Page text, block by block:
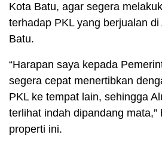
Kota Batu, agar segera
terhadap PKL yang berjualan
Batu.
“Harapan saya kepada
segera cepat menertibkan
PKL ke tempat lain, sehingga
terlihat indah dipandang
properti ini.